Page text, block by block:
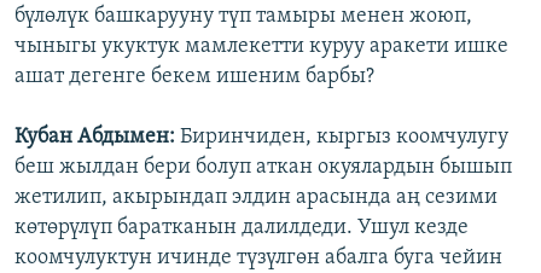
бүлөлүк башкарууну түп тамыры менен жоюп,
чыныгы укуктук мамлекетти куруу аракети ишке
ашат дегенге бекем ишеним барбы?
Кубан Абдымен: Биринчиден, кыргыз коомчулугу
беш жылдан бери болуп аткан окуялардын бышып
жетилип, акырындап элдин арасында аң сезими
көтөрүлүп баратканын далилдеди. Ушул кезде
коомчулуктун ичинде түзүлгөн абалга буга чейин